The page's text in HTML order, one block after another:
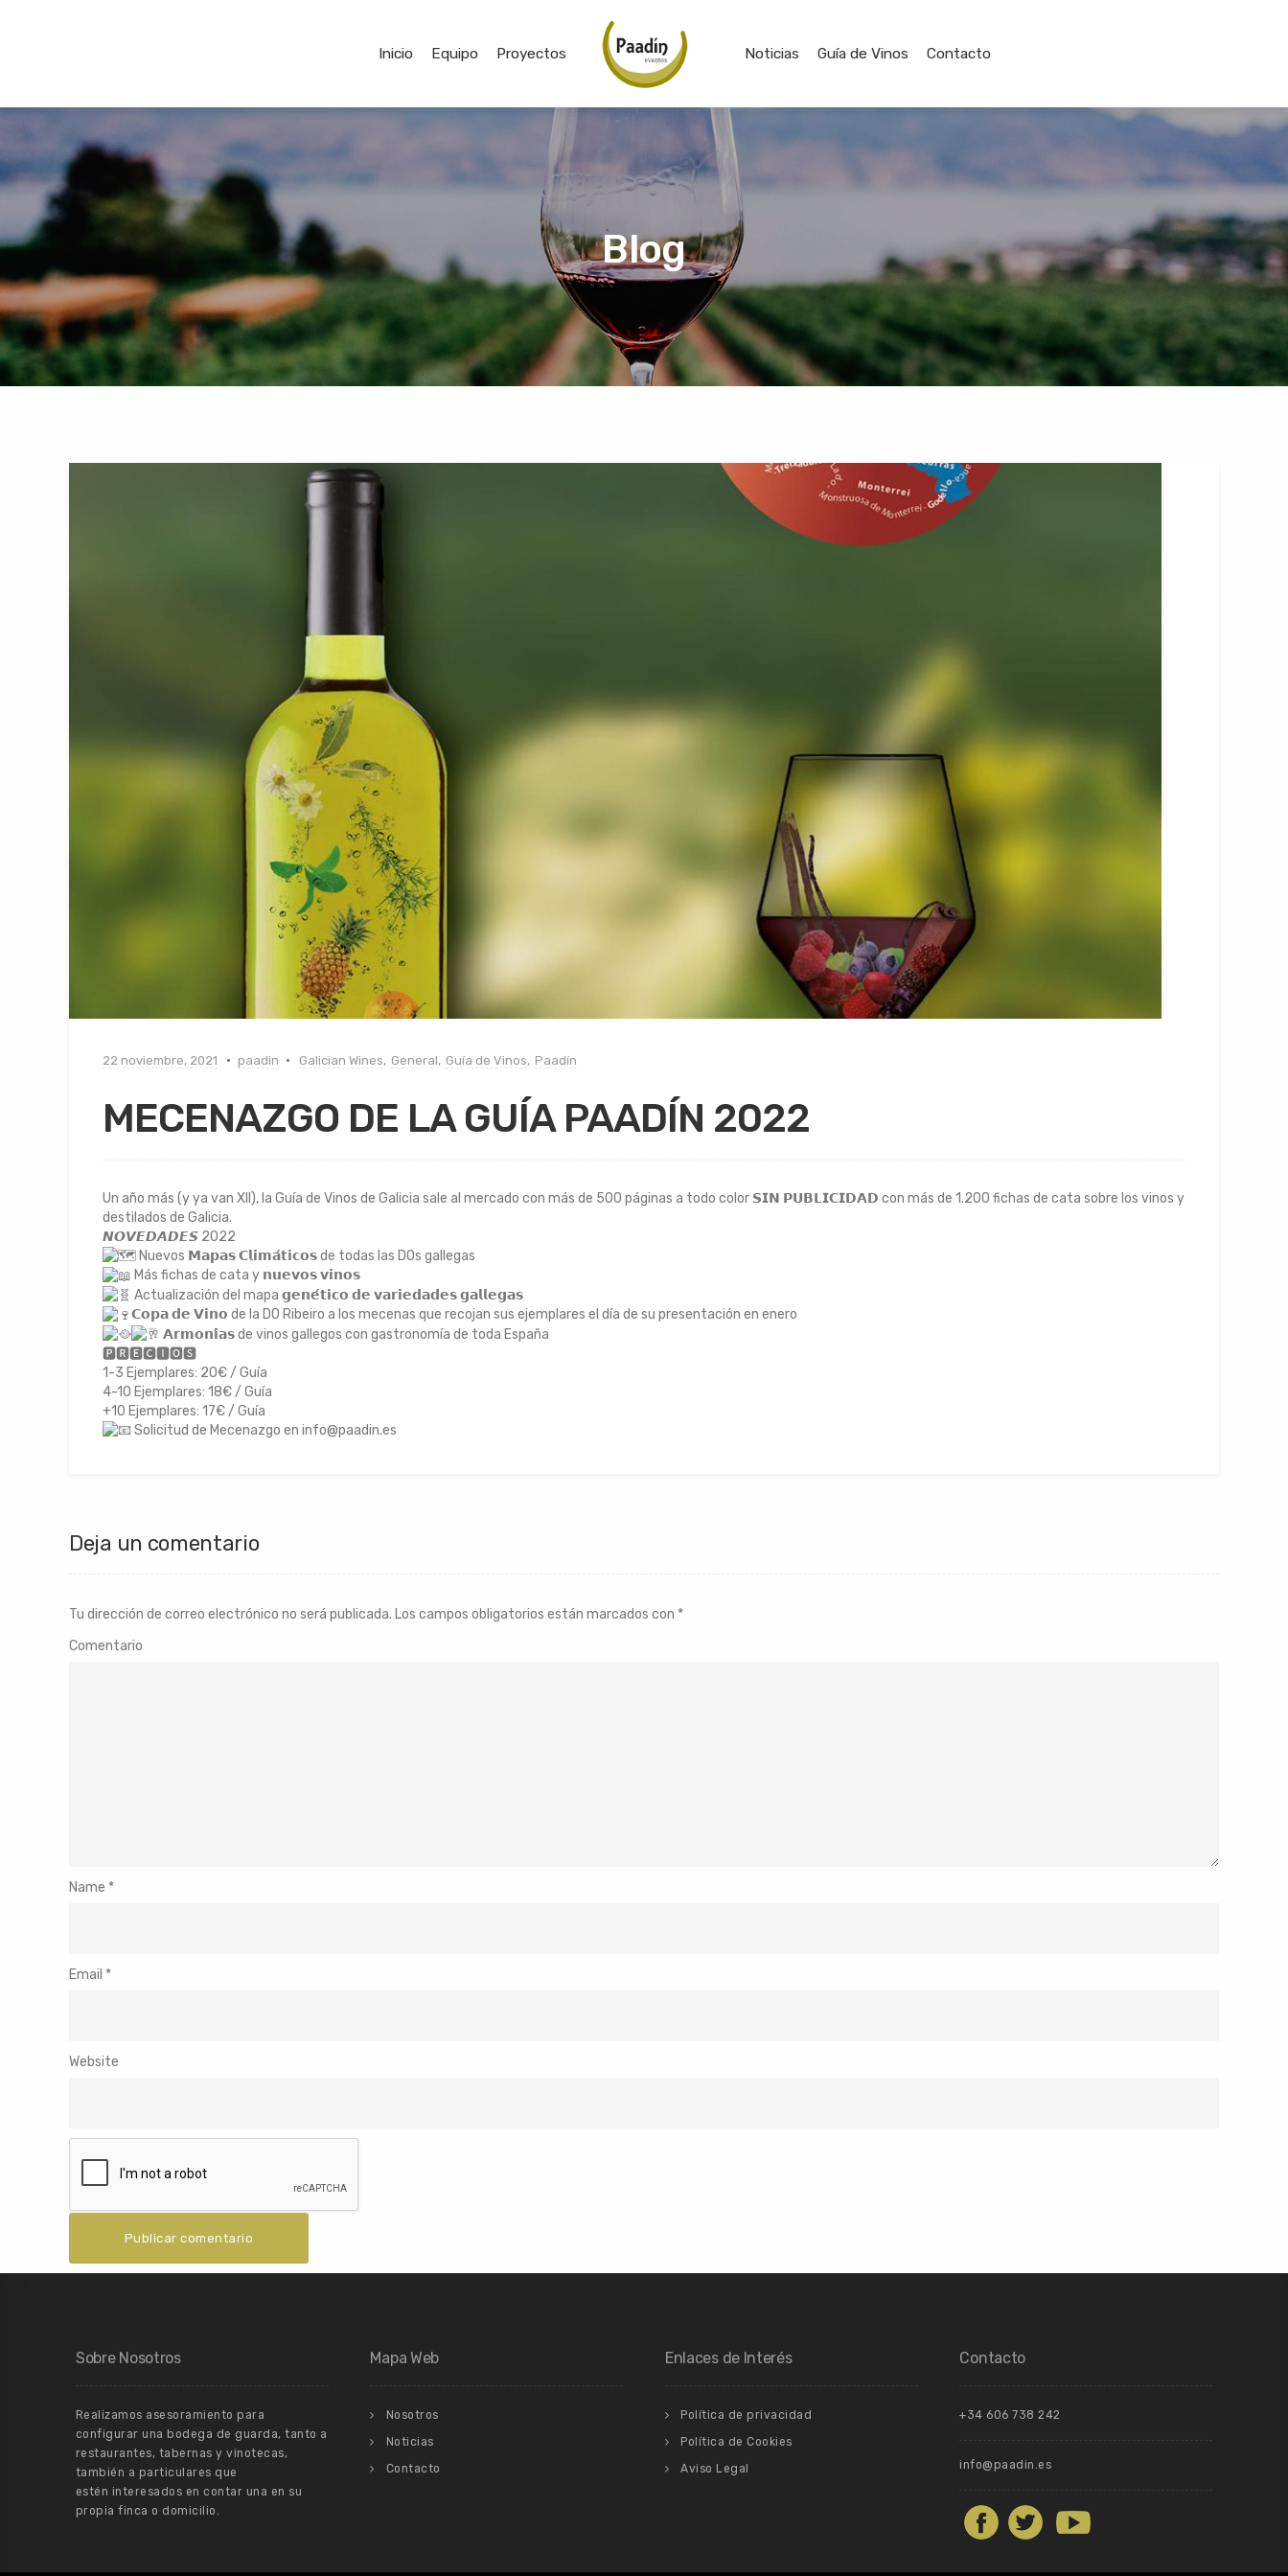
Inicio Equipo Proyectos Noticias Guía de Vinos Contacto
Blog
22 noviembre, 2021 paadin Galician Wines, General, Guía de Vinos, Paadín
MECENAZGO DE LA GUÍA PAADÍN 2022
Un año más (y ya van XII), la Guía de Vinos de Galicia sale al mercado con más de 500 páginas a todo color 𝗦𝗜𝗡 𝗣𝗨𝗕𝗟𝗜𝗖𝗜𝗗𝗔𝗗 con más de 1.200 fichas de cata sobre los vinos y
destilados de Galicia.
𝙉𝙊𝙑𝙀𝘿𝘼𝘿𝙀𝙎 2022
Nuevos 𝗠𝗮𝗽𝗮𝘀 𝗖𝗹𝗶𝗺𝗮́𝘁𝗶𝗰𝗼𝘀 de todas las DOs gallegas
Más fichas de cata y 𝗻𝘂𝗲𝘃𝗼𝘀 𝘃𝗶𝗻𝗼𝘀
Actualización del mapa 𝗴𝗲𝗻𝗲́𝘁𝗶𝗰𝗼 𝗱𝗲 𝘃𝗮𝗿𝗶𝗲𝗱𝗮𝗱𝗲𝘀 𝗴𝗮𝗹𝗹𝗲𝗴𝗮𝘀
𝗖𝗼𝗽𝗮 𝗱𝗲 𝗩𝗶𝗻𝗼 de la DO Ribeiro a los mecenas que recojan sus ejemplares el día de su presentación en enero
𝗔𝗿𝗺𝗼𝗻𝗶́𝗮𝘀 de vinos gallegos con gastronomía de toda España
🅿︎🆁︎🅴︎🅲︎🅸︎🅾︎🆂︎
1-3 Ejemplares: 20€ / Guía
4-10 Ejemplares: 18€ / Guía
+10 Ejemplares: 17€ / Guía
Solicitud de Mecenazgo en info@paadin.es
Deja un comentario
Tu dirección de correo electrónico no será publicada. Los campos obligatorios están marcados con *
Comentario
Name *
Email *
Website
Sobre Nosotros
Realizamos asesoramiento para
configurar una bodega de guarda, tanto a
restaurantes, tabernas y vinotecas,
también a particulares que
estén interesados en contar una en su
propia finca o domicilio.
Mapa Web
Nosotros
Noticias
Contacto
Enlaces de Interés
Política de privacidad
Política de Cookies
Aviso Legal
Contacto
+34 606 738 242
info@paadin.es